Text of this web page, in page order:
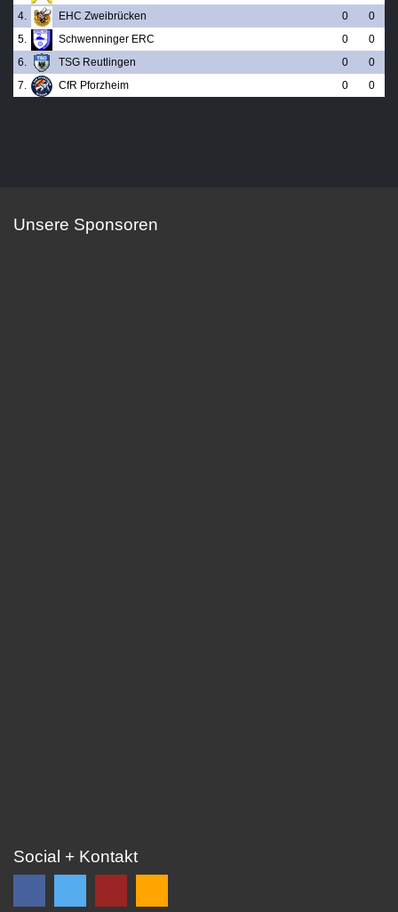
4.
EHC Zweibrücken 0
0
5.
Schwenninger ERC 0
0
6.
TSG Reutlingen 0
0
7.
CfR Pforzheim 0 0
Unsere Sponsoren
Social + Kontakt